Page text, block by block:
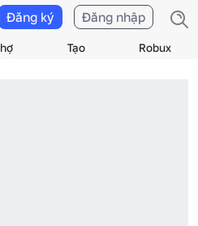
Tạo Robux
Đăng ký Đăng nhập